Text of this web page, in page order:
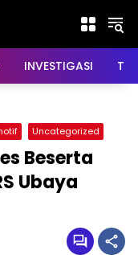
INVESTIGASI TNI
Uncategorized
Beserta
Ubaya